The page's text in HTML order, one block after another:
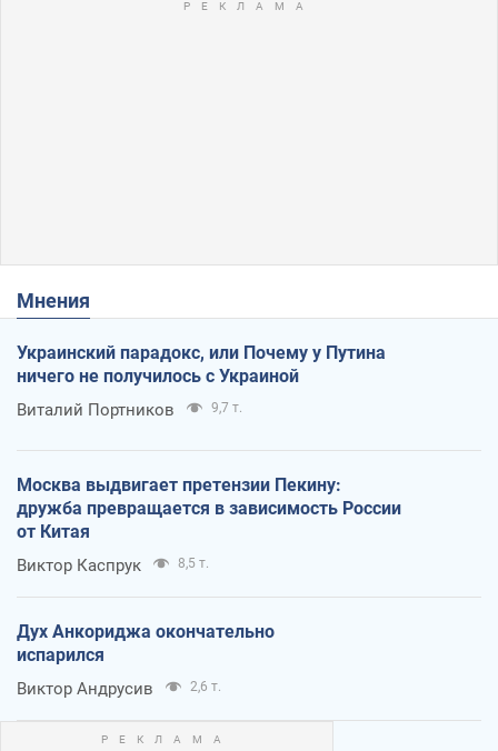
Мнения
Украинский парадокс, или Почему у Путина
ничего не получилось с Украиной
Виталий Портников 9,7 т.
Москва выдвигает претензии Пекину:
дружба превращается в зависимость России
от Китая
Виктор Каспрук 8,5 т.
Дух Анкориджа окончательно
испарился
Виктор Андрусив 2,6 т.